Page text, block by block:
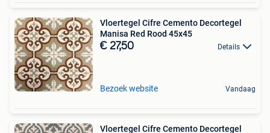
Vloertegel Cifre Cemento Decortegel
Manisa Red Rood 45x45
€ 27,50 Details
Bezoek website Vandaag
Vloertegel Cifre Cemento Decortegel